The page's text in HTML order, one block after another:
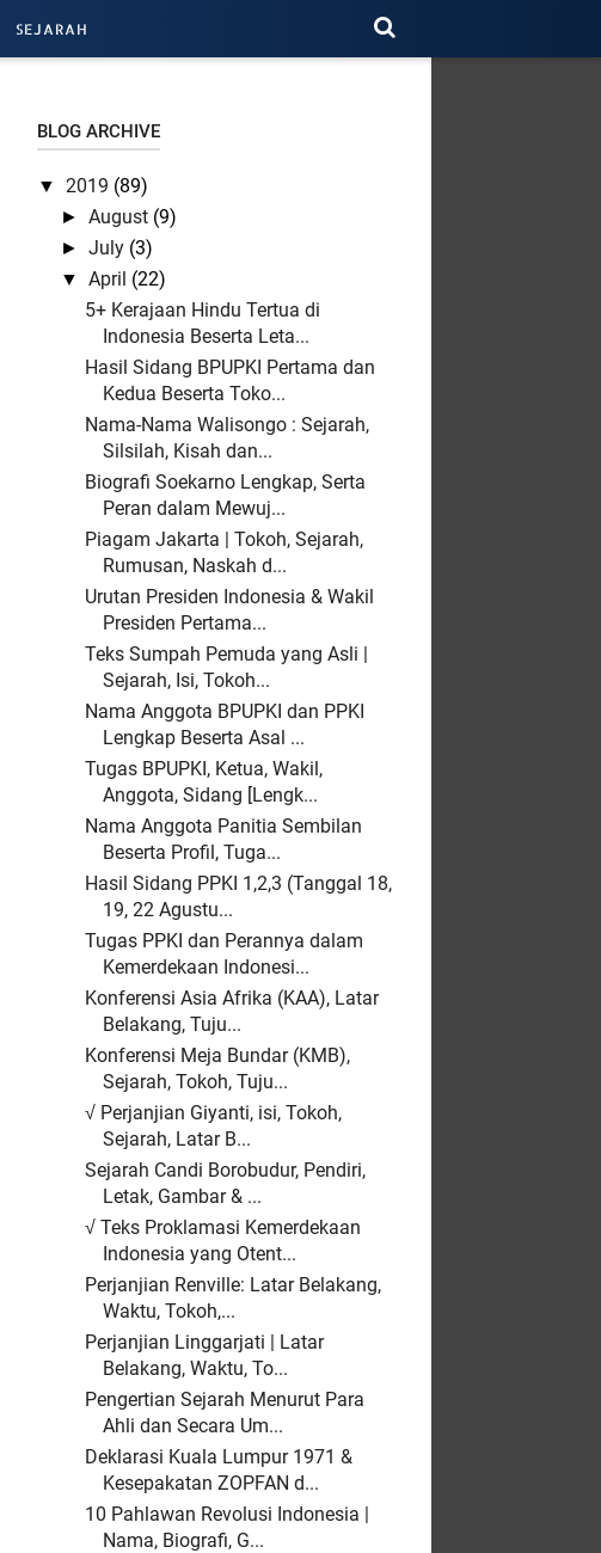
SEJARAH
BLOG ARCHIVE
▼ 2019 (89)
►August (9)
►July (3)
▼April (22)
5+ Kerajaan Hindu Tertua di
Indonesia Beserta Leta...
Hasil Sidang BPUPKI Pertama dan
Kedua Beserta Toko...
Nama-Nama Walisongo : Sejarah,
Silsilah, Kisah dan...
Biografi Soekarno Lengkap, Serta
Peran dalam Mewuj...
Piagam Jakarta | Tokoh, Sejarah,
Rumusan, Naskah d...
Urutan Presiden Indonesia & Wakil
Presiden Pertama...
Teks Sumpah Pemuda yang Asli |
Sejarah, Isi, Tokoh...
Nama Anggota BPUPKI dan PPKI
Lengkap Beserta Asal ...
Tugas BPUPKI, Ketua, Wakil,
Anggota, Sidang [Lengk...
Nama Anggota Panitia Sembilan
Beserta Profil, Tuga...
Hasil Sidang PPKI 1,2,3 (Tanggal 18,
19, 22 Agustu...
Tugas PPKI dan Perannya dalam
Kemerdekaan Indonesi...
Konferensi Asia Afrika (KAA), Latar
Belakang, Tuju...
Konferensi Meja Bundar (KMB),
Sejarah, Tokoh, Tuju...
√ Perjanjian Giyanti, isi, Tokoh,
Sejarah, Latar B...
Sejarah Candi Borobudur, Pendiri,
Letak, Gambar & ...
√ Teks Proklamasi Kemerdekaan
Indonesia yang Otent...
Perjanjian Renville: Latar Belakang,
Waktu, Tokoh,...
Perjanjian Linggarjati | Latar
Belakang, Waktu, To...
Pengertian Sejarah Menurut Para
Ahli dan Secara Um...
Deklarasi Kuala Lumpur 1971 &
Kesepakatan ZOPFAN d...
10 Pahlawan Revolusi Indonesia |
Nama, Biografi, G...